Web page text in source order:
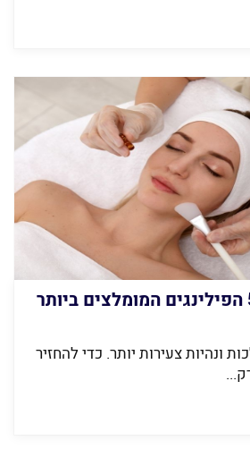
פילינג לפנים: 5 הפילינגים המומלצים ביותר
ונהיות צעירות יותר. כדי להחזיר